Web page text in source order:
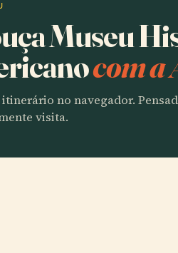
Museu
com a
no navegador.
visita.